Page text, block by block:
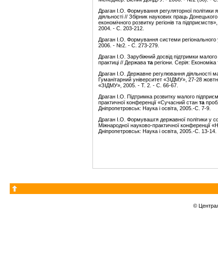
Драган І.О. Формування регуляторної політики
діяльності // Збірник наукових праць
економічного розвитку регіонів та
2004. - С. 203-212.
Драган І.О. Формування системи
2006. - №2. - С. 273-279.
Драган І.О. Зарубіжний досвід підтримки
практиці // Держава та регіони. Серія:
Драган І.О. Державне регулювання діяльності
Гуманітарний університет «ЗІДМУ», 27-28
«ЗІДМУ», 2005. - Т. 2. - С. 66-67.
Драган І.О. Підтримка розвитку малого
практичної конференції «Сучасний стан та
Дніпропетровськ: Наука і освіта, 2005.-С. 7-9.
Драган І.О. Формувашгя державної політики у
Міжнародної науково-практичної конференції
Дніпропетровськ: Наука і освіта, 2005.-С. 13-14.
©